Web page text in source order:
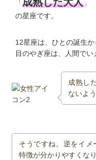
「
」
の星座です。
12星座は、ひとの誕生
目のやぎ座は、人間でい
成熟し
ないよ
そうですね。逆をイメ
特徴が分かりやすくな